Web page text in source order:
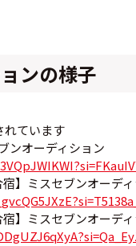
ンの様子
れています
ンオーディション
宿】ミスセブンオーデ
宿】ミスセブンオーデ